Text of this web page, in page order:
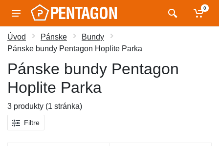
0
Úvod Pánske
Bundy
Pánske bundy Pentagon Hoplite Parka
Pánske bundy Pentagon
Hoplite Parka
3 produkty (1 stránka)
Filtre